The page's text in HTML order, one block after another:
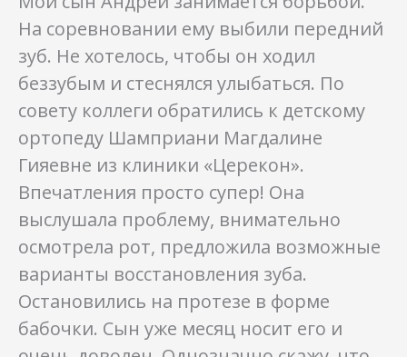
На соревновании ему выбили передний
зуб. Не хотелось, чтобы он ходил
беззубым и стеснялся улыбаться. По
совету коллеги обратились к детскому
ортопеду Шамприани Магдалине
Гияевне из клиники «Церекон».
Впечатления просто супер! Она
выслушала проблему, внимательно
осмотрела рот, предложила возможные
варианты восстановления зуба.
Остановились на протезе в форме
бабочки. Сын уже месяц носит его и